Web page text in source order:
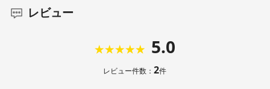
レビュー
5.0
レビュー件数：2件